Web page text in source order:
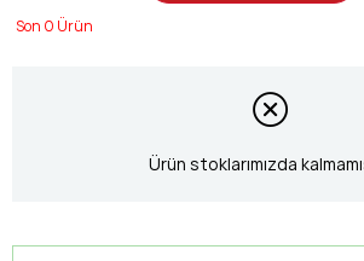
0
Ürün stoklarımızda